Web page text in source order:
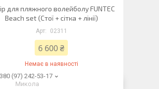
для пляжного волейболу FUNTEC
Beach set (Стої + сітка + лінії)
02311
6 600 ₴
Немає в наявності
(97) 242-53-17
Микола